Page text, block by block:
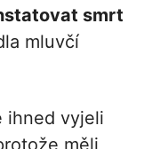
smrt
mluvčí
ihned vyjeli
měli